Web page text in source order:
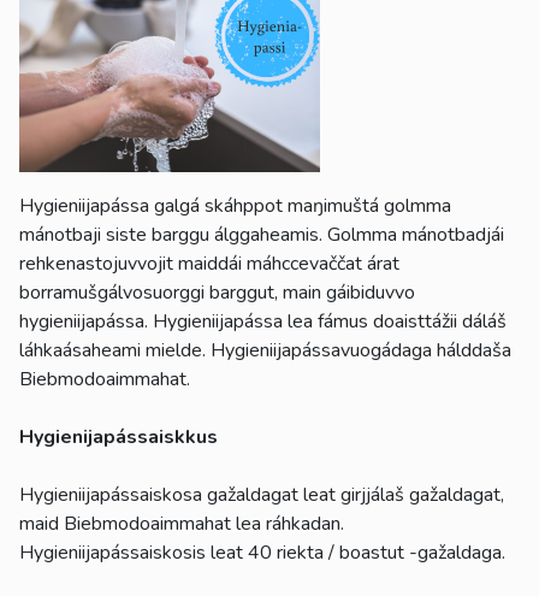
Hygieniijapássa galgá skáhppot maŋimuštá golmma
mánotbaji siste barggu álggaheamis. Golmma mánotbadjái
rehkenastojuvvojit maiddái máhccevaččat árat
borramušgálvosuorggi barggut, main gáibiduvvo
hygieniijapássa. Hygieniijapássa lea fámus doaisttážii dáláš
láhkaásaheami mielde. Hygieniijapássavuogádaga hálddaša
Biebmodoaimmahat.
Hygienijapássaiskkus
Hygieniijapássaiskosa gažaldagat leat girjjálaš gažaldagat,
maid Biebmodoaimmahat lea ráhkadan.
Hygieniijapássaiskosis leat 40 riekta / boastut -gažaldaga.